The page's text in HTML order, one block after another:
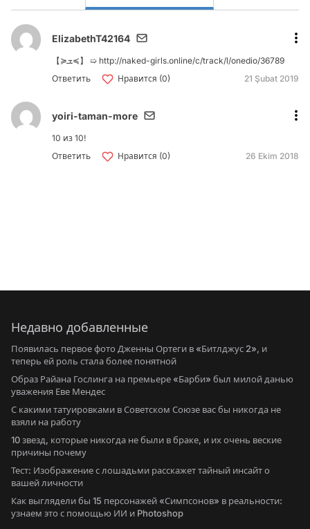
ElizabethT42164
【≽ܫ≼】 ➯ http://naked-girls.online/c/track/l/onedio/36789
Ответить
Нравится (0) 21 Şubat 2019
yoiri-taman-more
10 из 10!
Ответить
Нравится (0) 26 Ekim 2018
Недавно добавленные
Появилась первое фото Дженны Ортеги в «Битлджус 2», и
теперь ей роль стала более понятной
Образ Райана Гослинга на премьере «Барби» был милой данью
уважения Еве Мендес
С какими татуировками в Советском Союзе вас бы никогда не
взяли на работу
10 звезд, которые никогда не были в браке, и их очень веские
причины почему
Тест: Изображение с лошадьми расскажет тайный инсайт о
вашей личности
Как выглядели бы 15 персонажей «Симпсонов» в реальности:
узнаем это с помощью ИИ и Photoshop